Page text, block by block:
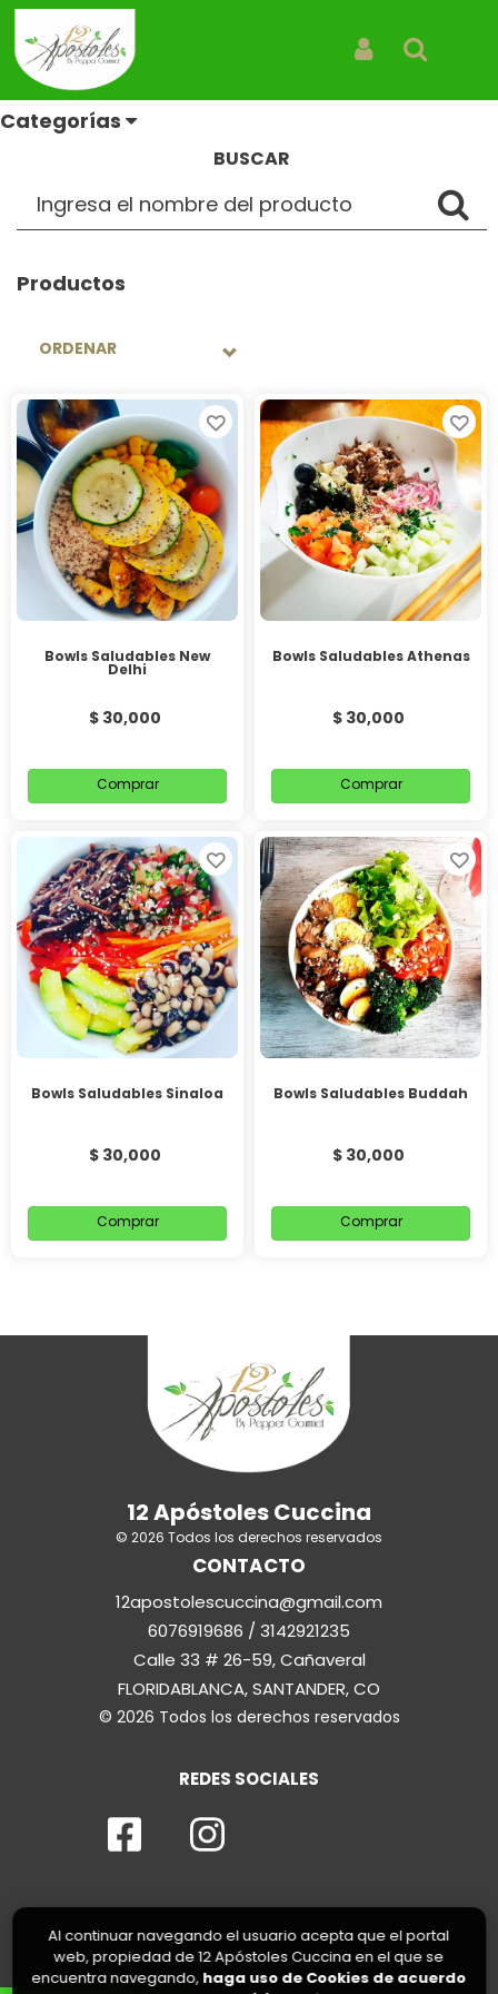
Categorías
Bowls Saludables
BUSCAR
Productos
ORDENAR
Bowls Saludables New
Delhi
$ 30,000
Comprar
Bowls Saludables Athenas
$ 30,000
Comprar
Bowls Saludables Sinaloa
$ 30,000
Comprar
Bowls Saludables Buddah
$ 30,000
Comprar
12 Apóstoles Cuccina
© 2026 Todos los derechos reservados
CONTACTO
12apostolescuccina@gmail.com
6076919686 / 3142921235
Calle 33 # 26-59, Cañaveral
FLORIDABLANCA, SANTANDER, CO
© 2026 Todos los derechos reservados
REDES SOCIALES
Al continuar navegando el usuario acepta que el portal
web, propiedad de 12 Apóstoles Cuccina en el que se
encuentra navegando, haga uso de Cookies de acuerdo